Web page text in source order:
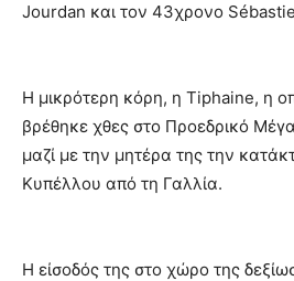
Jourdan και τον 43χρονο
Η μικρότερη κόρη, η Tiphaine, η
βρέθηκε χθες στο Προεδρικό
μαζί με την μητέρα της την
Κυπέλλου από τη Γαλλία.
Η είσοδός της στο χώρο της